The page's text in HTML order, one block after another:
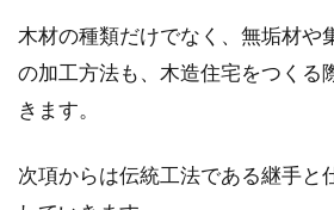
木材の種類だけでなく、無垢材や
の加工方法も、木造住宅をつくる
きます。
次項からは伝統工法である継手と